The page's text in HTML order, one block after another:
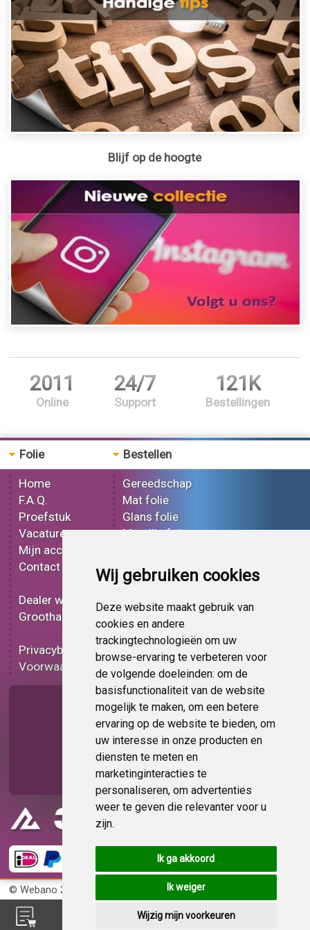
Wij gebruiken cookies
Deze website maakt gebruik van
cookies en andere
trackingtechnologieën om uw
browse-ervaring te verbeteren voor
de volgende doeleinden: om de
basisfunctionaliteit van de website
mogelijk te maken, om een betere
ervaring op de website te bieden, om
uw interesse in onze producten en
diensten te meten en
marketinginteracties te
personaliseren, om advertenties
weer te geven die relevanter voor u
zijn.
Ik ga akkoord
Ik weiger
Wijzig mijn voorkeuren
Blijf op de hoogte
2011
Online
24/7
Support
121K
Bestellingen
Folie
Home
F.A.Q.
Proefstuk
Vacatures
Mijn account
Contact
Dealer worden
Groothandel
Privacybeleid
Voorwaarden
Bestellen
Gereedschap
Mat folie
Glans folie
Metallic folie
Effect folie
Bedrukt folie
Carbon folie
Tint folie
Functionele folie
Folie korting
Op bestelling
Pagina delen
© Webano 2026